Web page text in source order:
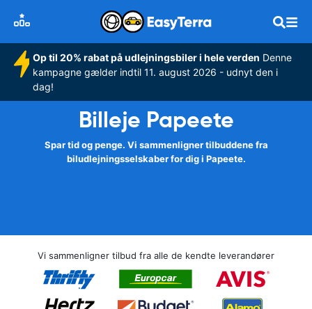
Op til 20% rabat på udlejningsbiler i hele verden Denne
kampagne gælder indtil 11. august 2026 - udnyt den i
dag!
Billeje Papeete
Spar tid og penge. Vi sammenligner tilbuddene fra
biludlejningsselskaber for dig i Papeete.
Vi sammenligner tilbud fra alle de kendte leverandører